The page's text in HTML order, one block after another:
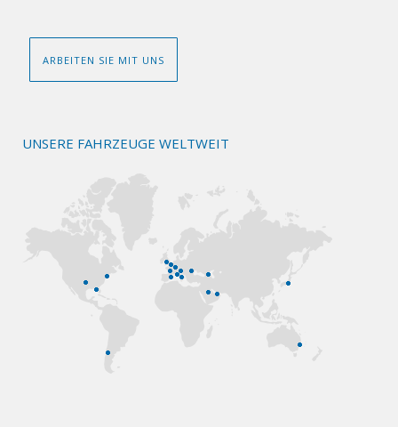
ARBEITEN SIE MIT UNS
UNSERE FAHRZEUGE WELTWEIT